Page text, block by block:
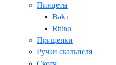
Пинцеты
Baku
Rhino
Прищепки
Ручки скальпеля
Скотч